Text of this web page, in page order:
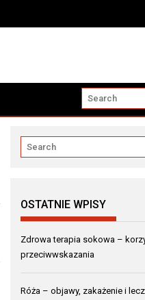
OSTATNIE WPISY
Zdrowa terapia sokowa –
przeciwwskazania
Róża – objawy, zakażenie i